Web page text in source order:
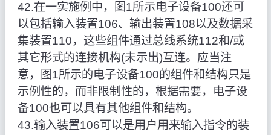
42.在一实施例中，图1所示电子设备100还可
以包括输入装置106、输出装置108以及数据采
集装置110，这些组件通过总线系统112和/或
其它形式的连接机构(未示出)互连。应当注
意，图1所示的电子设备100的组件和结构只是
示例性的，而非限制性的，根据需要，电子设
备100也可以具有其他组件和结构。
43.输入装置106可以是用户用来输入指令的装